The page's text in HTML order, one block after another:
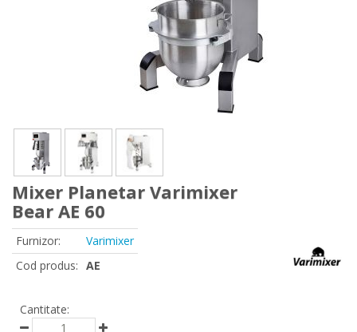
Mixer Planetar Varimixer
Bear AE 60
Furnizor:
Varimixer
Cod produs: AE
Cantitate: